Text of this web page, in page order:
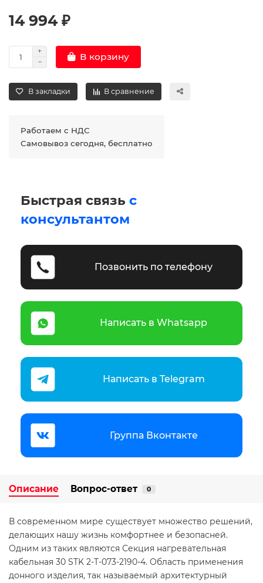
14 994 ₽
В корзину
В закладки В сравнение
Работаем с НДС
Самовывоз сегодня, бесплатно
Быстрая связь с
консультантом
Позвонить по телефону
Написать в Whatsapp
Написать в Telegram
Группа Вконтакте
Описание Вопрос-ответ 0
В современном мире существует множество решений,
делающих нашу жизнь комфортнее и безопасней.
Одним из таких являются Секция нагревательная
кабельная 30 STK 2-T-073-2190-4. Область применения
донного изделия, так называемый архитектурный